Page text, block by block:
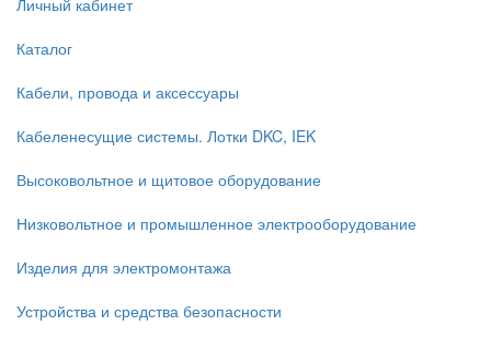
Личный кабинет
Каталог
Кабели, провода и аксессуары
Кабеленесущие системы. Лотки DKC, IEK
Высоковольтное и щитовое оборудование
Низковольтное и промышленное электрооборудование
Изделия для электромонтажа
Устройства и средства безопасности